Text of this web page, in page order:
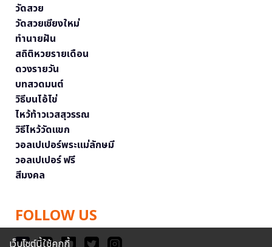
วัดสวย
วัดสวยเชียงใหม่
ทำนายฝัน
สถิติหวยรายเดือน
ดวงรายวัน
บทสวดมนต์
วิธีบนไอ้ไข่
ไหว้ท้าวเวสสุวรรณ
วิธีไหว้วัดแขก
วอลเปเปอร์พระแม่ลักษมี
วอลเปเปอร์ ฟรี
สีมงคล
FOLLOW US
เว็บไซต์นี้ใช้คุกกี้